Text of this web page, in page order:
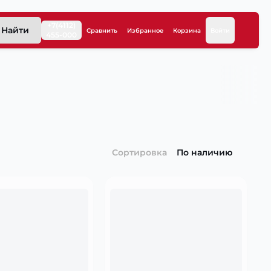
Найти Сравнить Избранное Корзина
Сортировка По наличию